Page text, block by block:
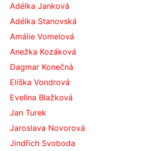
Adélka Janková
Adélka Stanovská
Amálie Vomelová
Anežka Kozáková
Dagmar Konečná
Eliška Vondrová
Evelína Blažková
Jan Turek
Jaroslava Novorová
Jindřich Svoboda